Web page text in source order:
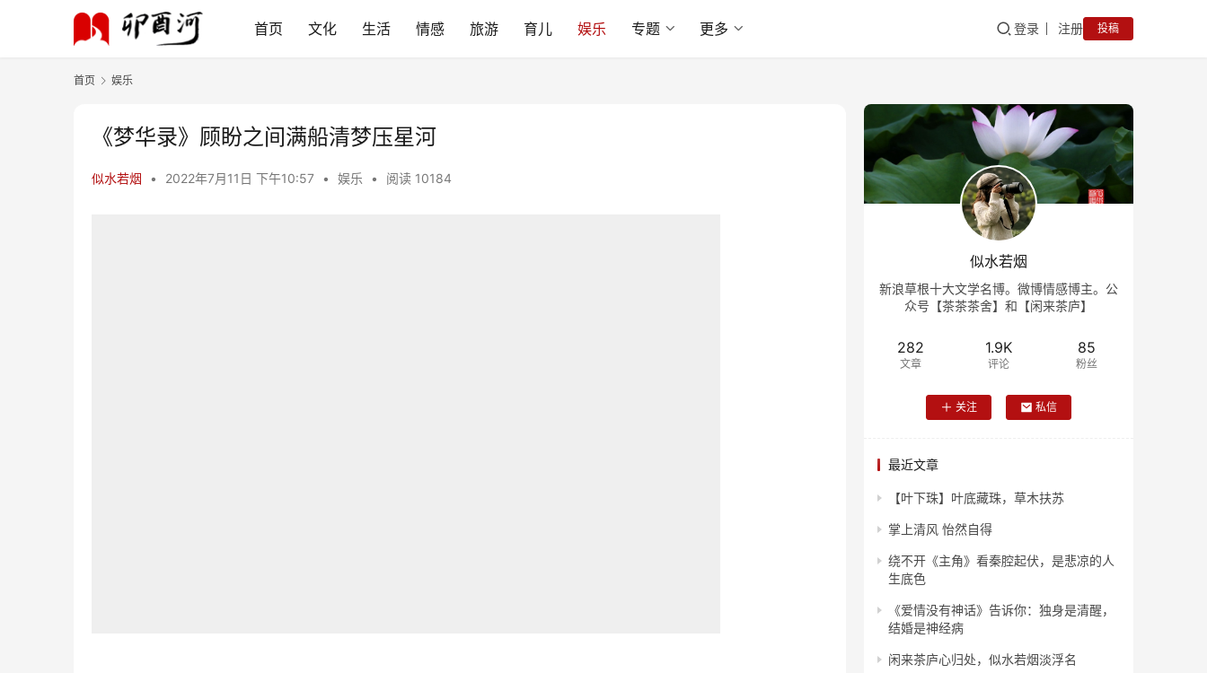
首页 文化 生活 情感 旅游 育儿 娱乐 专题 更多 登录 注册 投稿
首页 娱乐
《梦华录》顾盼之间满船清梦压星河
似水若烟 • 2022年7月11日 下午10:57 • 娱乐 • 阅读 10184
似水若烟
新浪草根十大文学名博。微博情感博主。公
众号【茶茶茶舍】和【闲来茶庐】
282
文章
1.9K
评论
85
粉丝
关注 私信
最近文章
【叶下珠】叶底藏珠，草木扶苏
掌上清风 怡然自得
绕不开《主角》看秦腔起伏，是悲凉的人
生底色
《爱情没有神话》告诉你：独身是清醒，
结婚是神经病
闲来茶庐心归处，似水若烟淡浮名